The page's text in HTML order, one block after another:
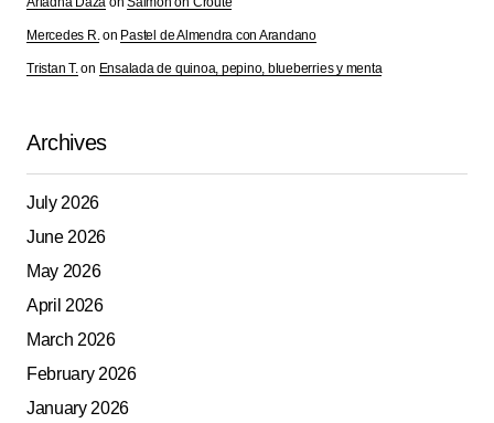
Mercedes R.on Pastel de Almendra con Arandano
Tristan T.on Ensalada de quinoa, pepino, blueberries y menta
Archives
July 2026
June 2026
May 2026
April 2026
March 2026
February 2026
January 2026